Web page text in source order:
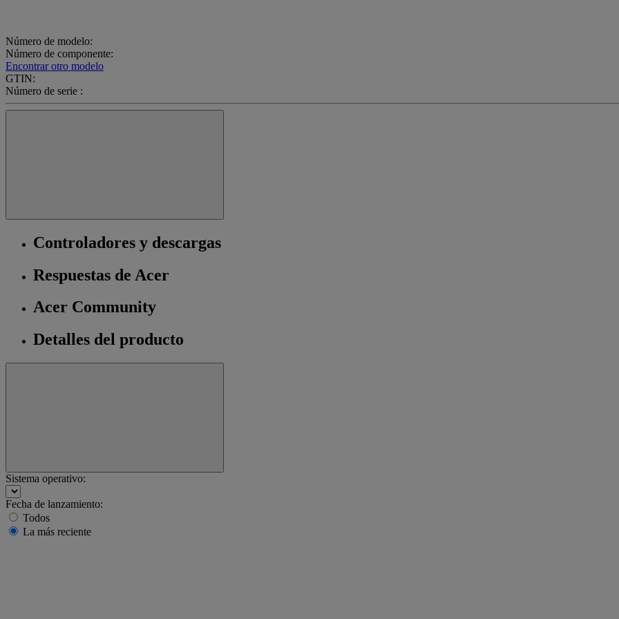
Número de modelo:
Número de componente:
Encontrar otro modelo
GTIN:
Número de serie :
Controladores y descargas
Respuestas de Acer
Acer Community
Detalles del producto
Sistema operativo:
Fecha de lanzamiento:
Todos
La más reciente